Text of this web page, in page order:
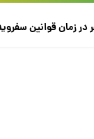
در زمانقوانین سفر